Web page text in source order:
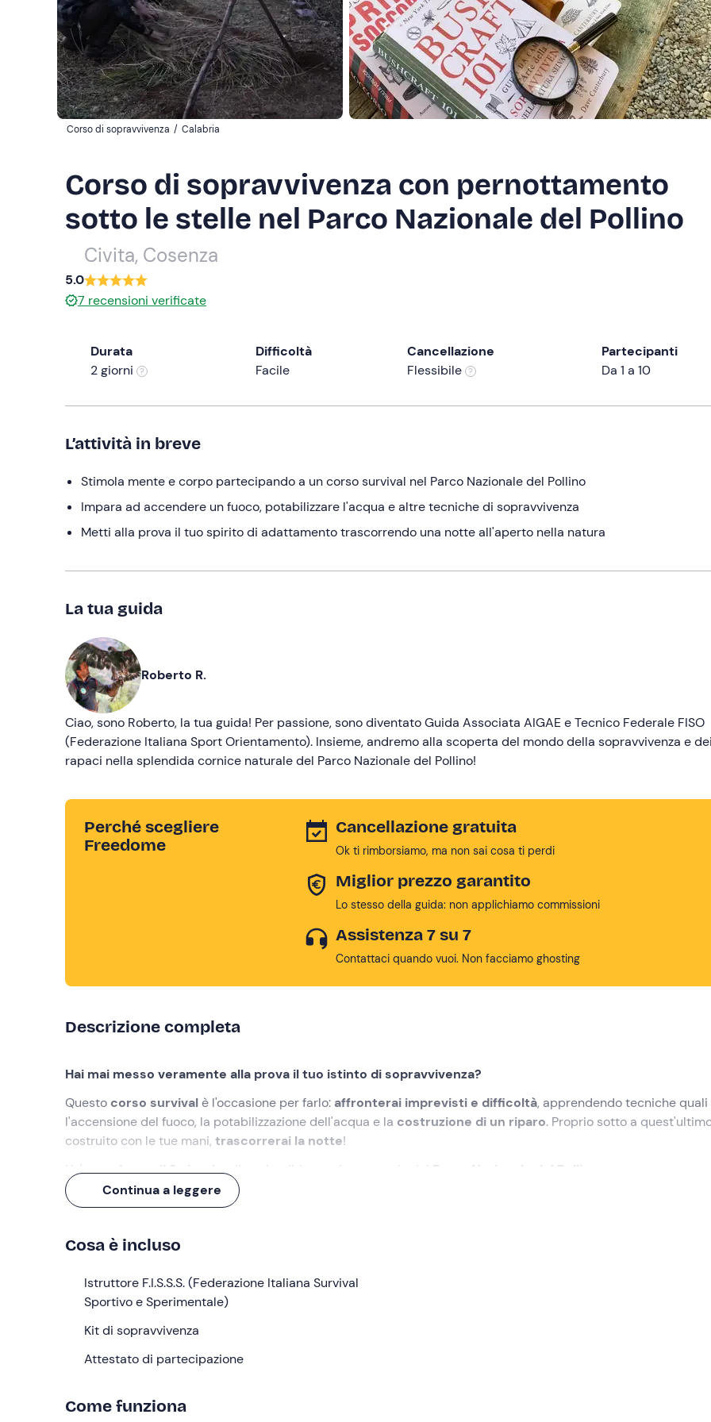
Corso di sopravvivenza / Calabria
Corso di sopravvivenza con pernottamento
sotto le stelle nel Parco Nazionale del Pollino
Civita, Cosenza
5.0
7 recensioni verificate
Durata
2 giorni
Difficoltà
Facile
Cancellazione
Flessibile
Partecipanti
Da 1 a 10
L’attività in breve
Stimola mente e corpo partecipando a un corso survival nel Parco Nazionale del Pollino
Impara ad accendere un fuoco, potabilizzare l'acqua e altre tecniche di sopravvivenza
Metti alla prova il tuo spirito di adattamento trascorrendo una notte all'aperto nella natura
La tua guida
Roberto R.
Ciao, sono Roberto, la tua guida! Per passione, sono diventato Guida Associata AIGAE e Tecnico Federale FISO
(Federazione Italiana Sport Orientamento). Insieme, andremo alla scoperta del mondo della sopravvivenza e
rapaci nella splendida cornice naturale del Parco Nazionale del Pollino!
Perché scegliere
Freedome
Cancellazione gratuita
Ok ti rimborsiamo, ma non sai cosa ti perdi
Miglior prezzo garantito
Lo stesso della guida: non applichiamo commissioni
Assistenza 7 su 7
Contattaci quando vuoi. Non facciamo ghosting
Descrizione completa
Hai mai messo veramente alla prova il tuo istinto di sopravvivenza?
Questo corso survival è l'occasione per farlo: affronterai imprevisti e difficoltà, apprendendo tecniche quali
l'accensione del fuoco, la potabilizzazione dell'acqua e la costruzione di un riparo. Proprio sotto a
costruito con le tue mani, trascorrerai la notte!
Un'esperienza di 2 giorni, nella splendida cornice naturale del Parco Nazionale del Pollino
Cosa faremo
L'appuntamento è alle ore
accompagnerà in questa avventura!
Una volta radunati tutti i partecipanti, avrà inizio il
esperienza survival, durante la quale ci troveremo ad
spirito di sopravvivenza
Nel corso della giornata apprenderemo ad
provvederemo acostruire un riparo
Continua a leggere
Cosa è incluso
Istruttore F.I.S.S.S. (Federazione Italiana Survival
Sportivo e Sperimentale)
Kit di sopravvivenza
Attestato di partecipazione
Come funziona